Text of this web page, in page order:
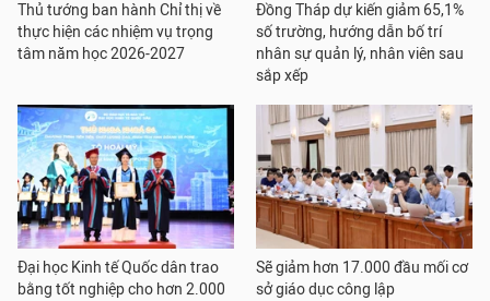
Thủ tướng ban hành Chỉ thị về
thực hiện các nhiệm vụ trọng
tâm năm học 2026-2027
Đồng Tháp dự kiến giảm 65,1%
số trường, hướng dẫn bố trí
nhân sự quản lý, nhân viên sau
sắp xếp
Đại học Kinh tế Quốc dân trao
bằng tốt nghiệp cho hơn 2.000
Sẽ giảm hơn 17.000 đầu mối cơ
sở giáo dục công lập